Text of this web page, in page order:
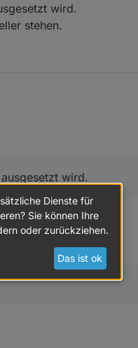
wird.
stehen.
wird.
stehen.
wird.
Dienste für
Sie können Ihre
oder zurückziehen.
Das ist ok